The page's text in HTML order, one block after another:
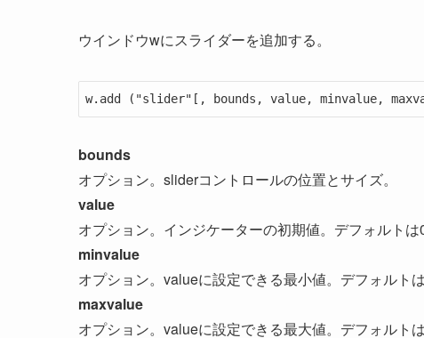
ウインドウwにスライダーを追加する。
w.add ("slider"[, bounds, value, minvalue,
bounds
オプション。sliderコントロールの位置とサイズ。
value
オプション。インジケーターの初期値。デフォルトは0
minvalue
オプション。valueに設定できる最小値。デフォルトは
maxvalue
オプション。valueに設定できる最大値。デフォルトは